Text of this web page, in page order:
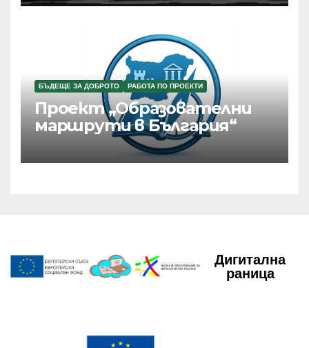
БЪДЕЩЕ ЗА ДОБРОТО РАБОТА ПО ПРОЕКТИ
Проект „Образователни
маршрути в България“
Дигитална
раница